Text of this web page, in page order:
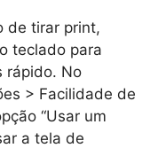
de tirar print,
teclado para
rápido. No
> Facilidade de
“Usar um
a tela de